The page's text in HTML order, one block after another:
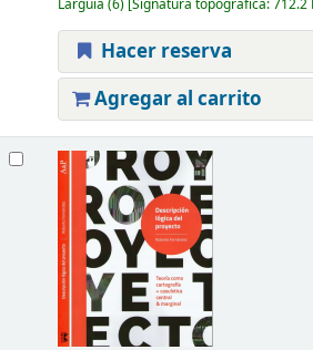
Larguia (6) Signatura topográfica: 712.2
Hacer reserva
Agregar al carrito